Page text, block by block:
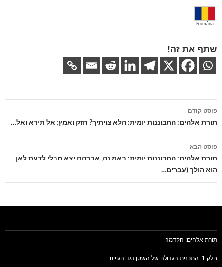
Română
שתף את זה!
ניווט
בפוסטים
פוסט קודם
תורת אלהים: התבוננות יומית: הלא צויתיך? חזק ואמץ; אל תירא ואל…
פוסט הבא
תורת אלהים: התבוננות יומית: באמונה, אברהם יצא מבלי לדעת לאן
הוא הולך (עברים…
תורת אלהים: הקדמה
חלק 1: התכנית הגדולה של השטן נגד הגויים